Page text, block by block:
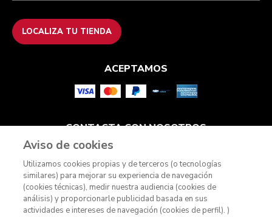
LOCALIZA TU TIENDA
ACEPTAMOS
CONTACTA CON NOSOTROS
Aviso de cookies
Utilizamos cookies propias y de terceros (o tecnologías
similares) para mejorar su experiencia de navegación
(cookies técnicas), medir nuestra audiencia (cookies de
análisis) y proporcionarle publicidad basada en sus
actividades e intereses de navegación (cookies de perfil). )